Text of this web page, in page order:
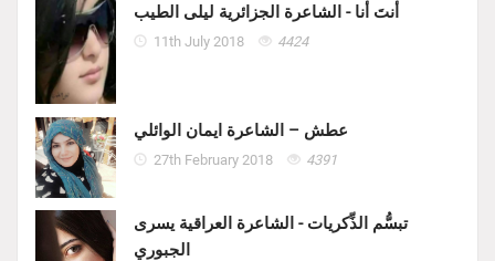
أنتَ أنا - الشاعرة الجزائرية ليلى الطيب
11th July 2018 4424
عطش – الشاعرة ايمان الوائلي
27th February 2018 4391
تبسُّم الذِّكريات - الشاعرة العراقية يسرى
الجبوري